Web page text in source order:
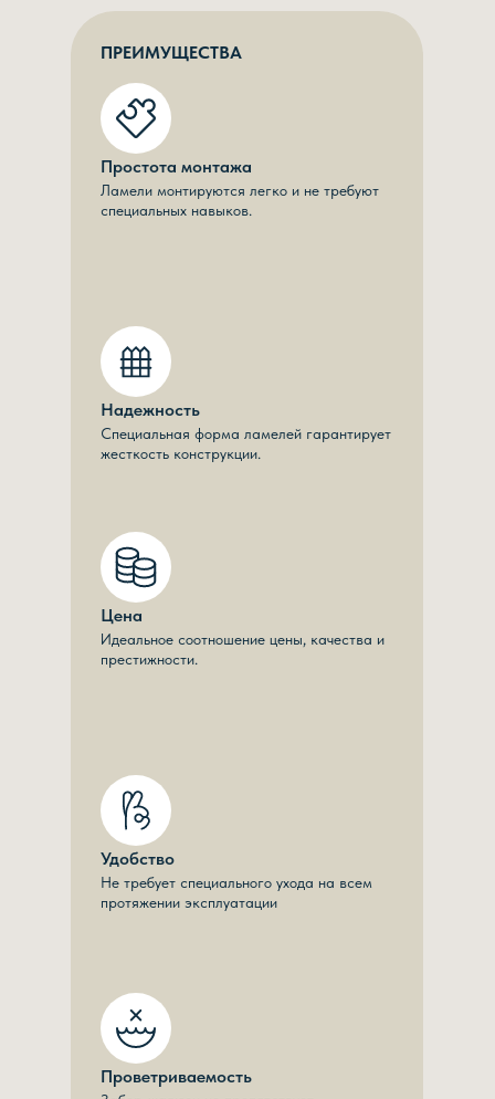
Надежность
Специальная форма ламелей гарантирует
жесткость конструкции.
Простота монтажа
Ламели монтируются легко и не требуют
специальных навыков.
Цена
Идеальное соотношение цены, качества и
престижности.
Проветриваемость
Удобство
Не требует специального ухода на всем
протяжении эксплуатации
ПРЕИМУЩЕСТВА